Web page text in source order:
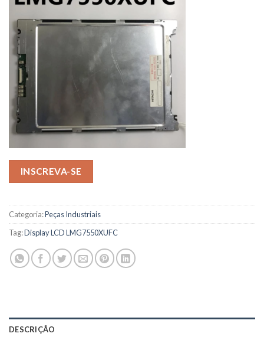
INSCREVA-SE
Categoria:Peças Industriais
Tag:Display LCD LMG7550XUFC
DESCRIÇÃO